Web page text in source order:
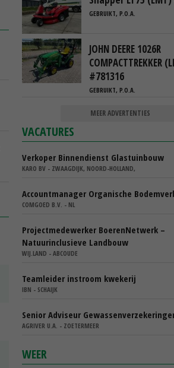
GEBRUIKT, P.O.A.
JOHN DEERE 1026R
COMPACTTREKKER
#781316
GEBRUIKT, P.O.A.
MEER ADVERTENTIES
VACATURES
Verkoper Binnendienst Glastuinbouw
KARO BV - ZWAAGDIJK, NOORD-HOLLAND,
Accountmanager Organische
COMGOED B.V. - NL
Projectmedewerker BoerenNetwerk –
Natuurinclusieve Landbouw
WIJ.LAND - ABCOUDE
Teamleider instroom kwekerij
IBN - SCHAIJK
Senior Adviseur
AGRIVER U.A. - ZOETERMEER
WEER